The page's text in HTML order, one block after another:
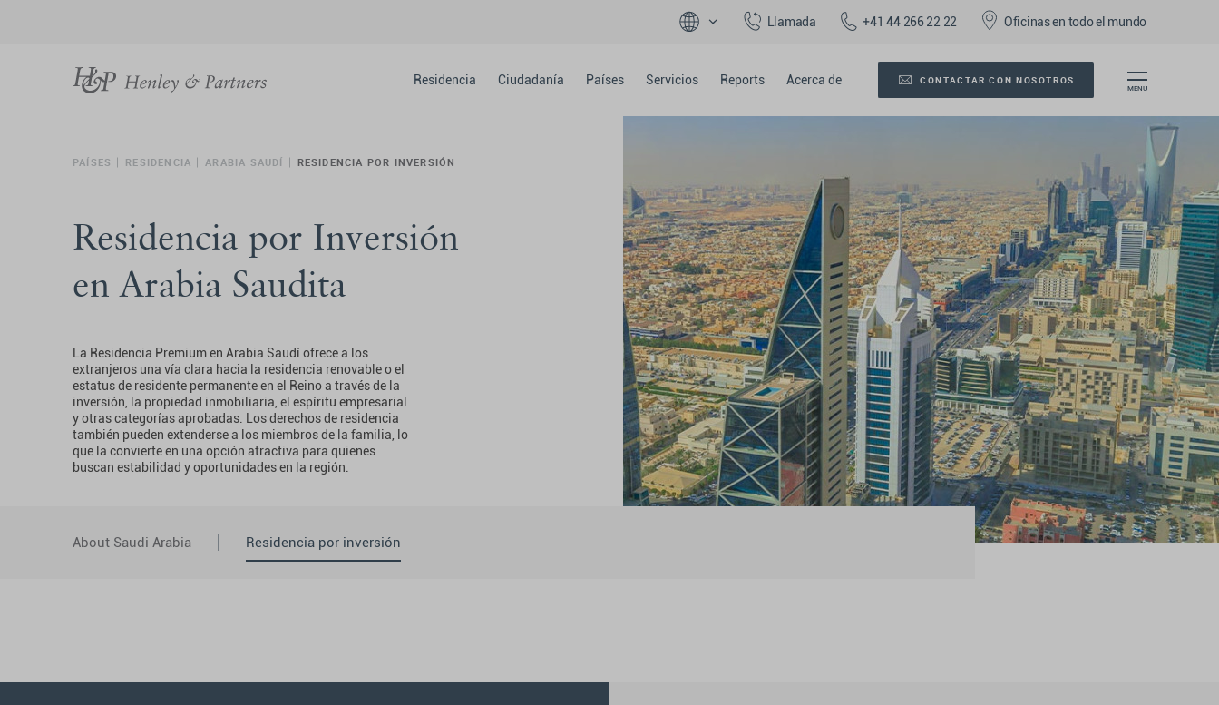
Llamada +41 44 266 22 22 Oficinas en todo el mundo
Residencia Ciudadanía Países Servicios Reports Acerca de CONTACTAR CON NOSOTROS
PAÍSES RESIDENCIA ARABIA SAUDÍ RESIDENCIA POR INVERSIÓN
Residencia por Inversión
en Arabia Saudita
La Residencia Premium en Arabia Saudí ofrece a los
extranjeros una vía clara hacia la residencia renovable o el
estatus de residente permanente en el Reino a través de la
inversión, la propiedad inmobiliaria, el espíritu empresarial
y otras categorías aprobadas. Los derechos de residencia
también pueden extenderse a los miembros de la familia, lo
que la convierte en una opción atractiva para quienes
buscan estabilidad y oportunidades en la región.
About Saudi Arabia Residencia por inversión